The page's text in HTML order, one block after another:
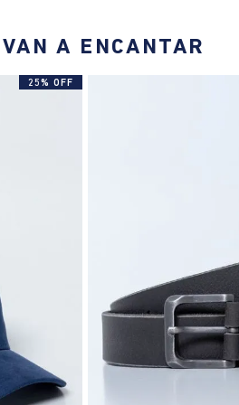
A ENCANTAR
25% OFF